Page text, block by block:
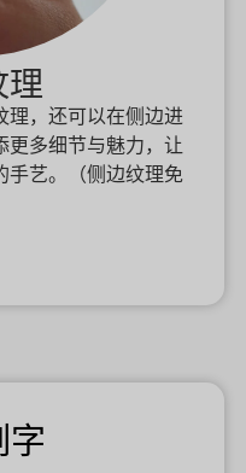
理
理，还可以在侧边进
更多细节与魅力，让
手艺。（侧边纹理免
字